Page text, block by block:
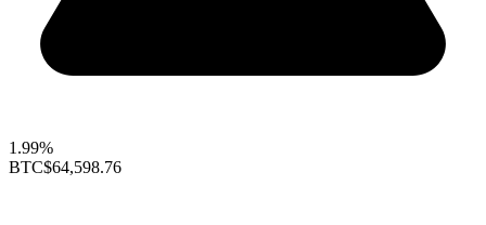
1.99%
BTC$64,598.76